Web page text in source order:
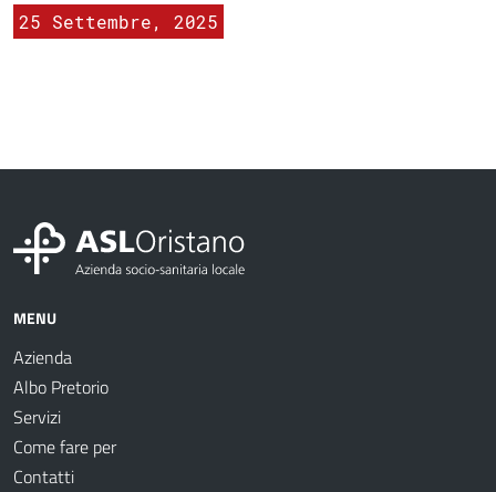
25 Settembre, 2025
MENU
Azienda
Albo Pretorio
Servizi
Come fare per
Contatti